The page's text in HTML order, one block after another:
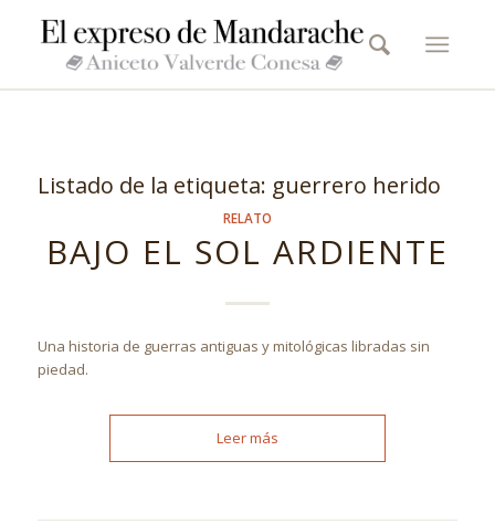
Listado de la etiqueta: guerrero herido
RELATO
BAJO EL SOL ARDIENTE
Una historia de guerras antiguas y mitológicas libradas sin
piedad.
Leer más